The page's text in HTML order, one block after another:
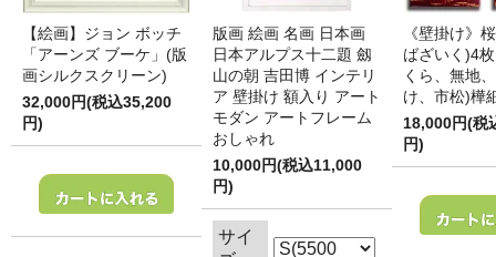
【絵画】ジョン ボッチ
「アーンズ ブーケ」(版
画シルクスクリーン)
32,000円(税込35,200
円)
版画 絵画 名画 日本画
日本アルプス十二題 劔
山の朝 吉田博 インテリ
ア 壁掛け 額入り アート
モダン アートフレーム
おしゃれ
10,000円(税込11,000
円)
サイ
《壁掛け》
ばざいく)4
くら、無地
け、市松)樺
18,000円(税
円)